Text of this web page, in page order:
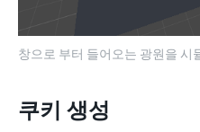
창으로 부터 들어오는 광원을 시
쿠키 생성